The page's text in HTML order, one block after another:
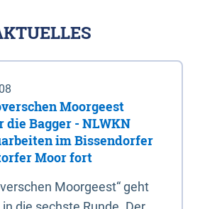
Moorgeest
Bagger - NLWKN
im Bissendorfer
Moor fort
Moorgeest“ geht